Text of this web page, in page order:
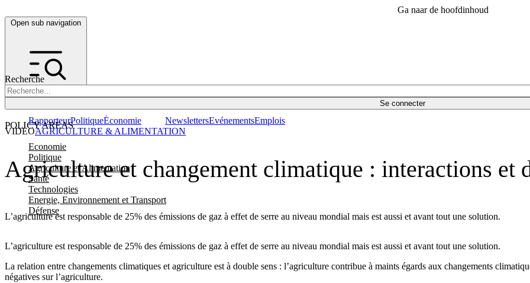
Ga naar de hoofdinhoud
Open sub navigation
Recherche
Se connecter
POLICY AREAS
Economie
Politique
Agriculture et Alimentation
Santé
Technologies
Energie, Environnement et Transport
Défense
RapporteurPolitiqueÉconomie NewslettersEvénementsEmplois
Agriculture et changement climatique : interactions et
L’agriculture est responsable de 25% des émissions de gaz à effet de serre au niveau mondial mais est aussi et avant tout une solution.
VIDEOAGRICULTURE & ALIMENTATION
L’agriculture est responsable de 25% des émissions de gaz à effet de serre au niveau mondial mais est aussi et avant tout une solution.
La relation entre changements climatiques et agriculture est à double sens : l’agriculture contribue à maints égards aux changements
négatives sur l’agriculture.